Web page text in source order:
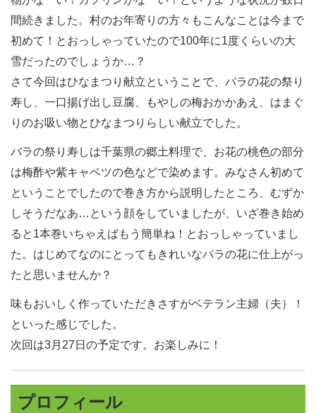
間続きました。村のお年寄りの方々もこんなことは今まで
初めて！とおっしゃっていたので100年に1度くらいの大
雪だったのでしょうか…？
さて今回はひなまつり献立ということで、バラの花の祭り
寿し、一口揚げ出し豆腐、もやしの梅おかかあえ、はまぐ
りのお吸い物とひなまつりらしい献立でした。
バラの祭り寿しは千葉県の郷土料理で、お花の桃色の部分
は梅酢や紫キャベツの色などで染めます。みなさん初めて
ということでしたので巻き方から説明したところ、むずか
しそうだなあ…という顔をしていましたが、いざ巻き始め
ると1本巻いちゃえばもう簡単ね！とおっしゃっていまし
た。はじめてなのにとってもきれいなバラの花に仕上がっ
たと思いませんか？
味もおいしく作っていただきさすがベテラン主婦（夫）！
といった感じでした。
次回は3月27日の予定です。お楽しみに！
プロフィール